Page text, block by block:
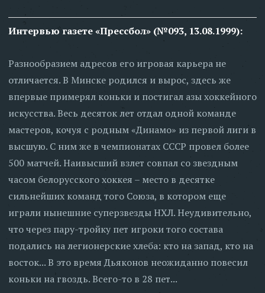
Интервью газете «Прессбол» (№093, 13.08.1999):
Разнообразием адресов его игровая карьера не
отличается. В Минске родился и вырос, здесь же
впервые примерял коньки и постигал азы хоккейного
искусства. Весь десяток лет отдал одной команде
мастеров, кочуя с родным «Динамо» из первой лиги в
высшую. С ним же в чемпионатах СССР провел более
500 матчей. Наивысший взлет совпал со звездным
часом белорусского хоккея – место в десятке
сильнейших команд того Союза, в котором еще
играли нынешние суперзвезды НХЛ. Неудивительно,
что через пару-тройку пет игроки того состава
подались на легионерские хлеба: кто на запад, кто на
восток... В это время Дьяконов неожиданно повесил
коньки на гвоздь. Всего-то в 28 пет...